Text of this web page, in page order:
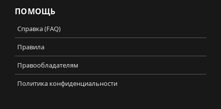
ПОМОЩЬ
Справка (FAQ)
Правила
Правообладателям
Политика конфиденциальности